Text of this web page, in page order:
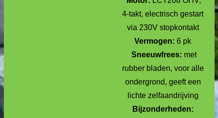
4-takt, electrisch gestart
via 230V stopkontakt
Vermogen: 6 pk
Sneeuwfrees: met
rubber bladen, voor alle
ondergrond, geeft een
lichte zelfaandrijving
Bijzonderheden: